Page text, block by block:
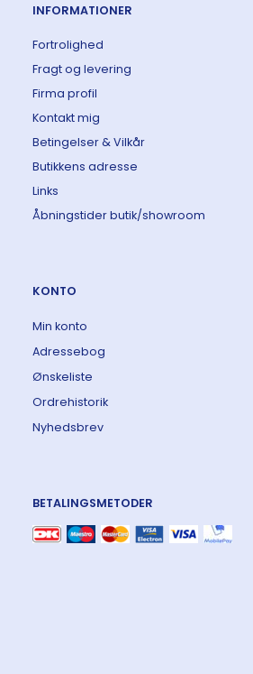
INFORMATIONER
Fortrolighed
Fragt og levering
Firma profil
Kontakt mig
Betingelser & Vilkår
Butikkens adresse
Links
Åbningstider butik/showroom
KONTO
Min konto
Adressebog
Ønskeliste
Ordrehistorik
Nyhedsbrev
BETALINGSMETODER